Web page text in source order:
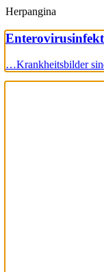
Herpangina
…Krankheitsbilder